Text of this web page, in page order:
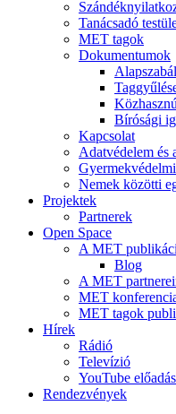
Tanácsadó
MET tagok
Dokumentumok
Bírósági
Kapcsolat
Adatvédelem és
Nemek közötti
Projektek
Partnerek
Open Space
A MET
Blog
A MET
MET
MET tagok
Hírek
Rádió
Televízió
YouTube
Rendezvények